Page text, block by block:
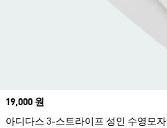
Price
19,000 원
아디다스 3-스트라이프 성인 수영모자